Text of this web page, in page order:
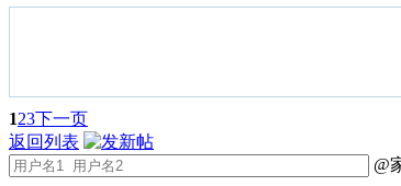
123下一页
返回列表
@